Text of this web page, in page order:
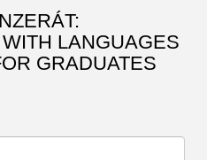
LANGUAGES
GRADUATES